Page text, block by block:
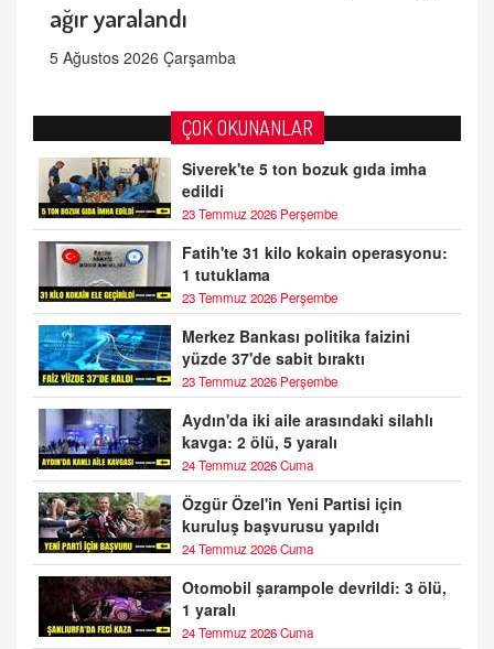
ağır yaralandı
5 Ağustos 2026 Çarşamba
ÇOK OKUNANLAR
Siverek'te 5 ton bozuk gıda imha
edildi
23 Temmuz 2026 Perşembe
Fatih'te 31 kilo kokain operasyonu:
1 tutuklama
23 Temmuz 2026 Perşembe
Merkez Bankası politika faizini
yüzde 37'de sabit bıraktı
23 Temmuz 2026 Perşembe
Aydın'da iki aile arasındaki silahlı
kavga: 2 ölü, 5 yaralı
24 Temmuz 2026 Cuma
Özgür Özel'in Yeni Partisi için
kuruluş başvurusu yapıldı
24 Temmuz 2026 Cuma
Otomobil şarampole devrildi: 3 ölü,
1 yaralı
24 Temmuz 2026 Cuma